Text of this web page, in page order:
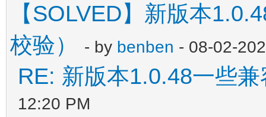
【SOLVED】新版本
校验）
- by benben - 08-02-
RE: 新版本1.0.48一些
12:20 PM